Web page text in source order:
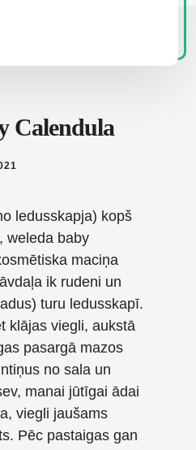
Calendula
ledusskapja) kopš
weleda baby
maciņa
ik rudeni un
turu ledusskapī.
klājas viegli, aukstā
pasargā mazos
no sala un
manai jūtīgai ādai
viegli jaušams
Pēc pastaigas gan